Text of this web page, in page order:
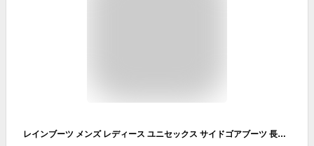
レインブーツ メンズ レディース ユニセックス サイドゴアブーツ 長靴 ショート サイドゴア 黒 ブラック 白 ホワイト グレー ブラウン ネイビー 通気性 屈曲性 サイドゴア 雨の日 防滑 防水 ジョリーウォーク Jolly Walk jw20088